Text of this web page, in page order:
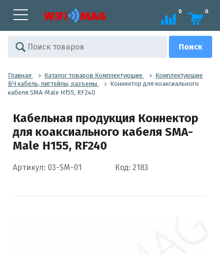
0 0
Главная Каталог товаров Комплектующие
Комплектующие
ВЧ кабель, пигтейлы, разъемы
Коннектор для коаксиального
кабеля SMA-Male H155, RF240
Кабельная продукция Коннектор
для коаксиального кабеля SMA-
Male H155, RF240
Артикул: 03-SM-01 Код: 2183